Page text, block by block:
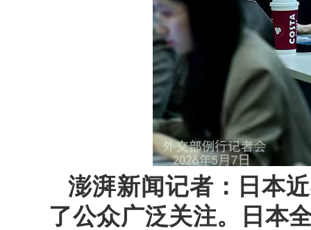
澎湃新闻记者：日本
了公众广泛关注。日本